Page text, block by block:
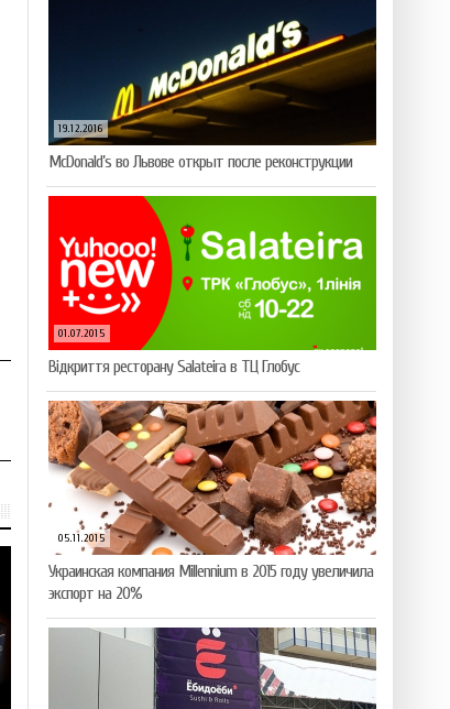
19.12.2016
McDonald’s во Львове открыт после реконструкции
01.07.2015
Відкриття ресторану Salateirа в ТЦ Глобус
05.11.2015
Украинская компания Millennium в 2015 году увеличила
экспорт на 20%